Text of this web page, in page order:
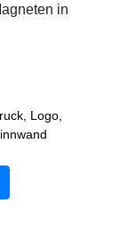
in
Logo